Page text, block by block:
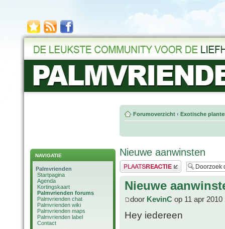
NAVIGATIE
Palmvrienden
Startpagina
Agenda
Kortingskaart
Palmvrienden forums
Palmvrienden chat
Palmvrienden wiki
Palmvrienden maps
Palmvrienden label
Contact
Forumoverzicht ‹ Exotische
Nieuwe aanwinsten
Plaats een reactie
Nieuwe
door KevinC op 11 apr 2010
Hey iedereen